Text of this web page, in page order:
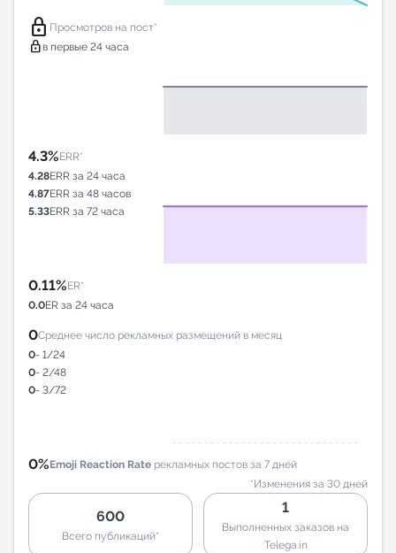
lock Просмотров на пост*
lock в первые 24 часа
4.3%ERR*
4.28ERR за 24 часа
4.87ERR за 48 часов
5.33ERR за 72 часа
0.11%ER*
0.0ER за 24 часа
0Среднее число рекламных размещений в месяц
0- 1/24
0- 2/48
0- 3/72
0%Emoji Reaction Rate рекламных постов за 7 дней
*Изменения за 30 дней
600
Всего публикаций*
1
Выполненных заказов на
Telega.in